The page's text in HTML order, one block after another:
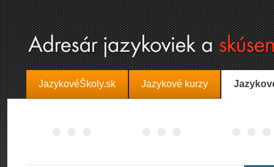
JazykovéŠkoly.sk Jazykové kurzy